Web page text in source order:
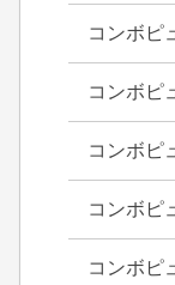
コンボピ
コンボピ
コンボピ
コンボピ
コンボピ